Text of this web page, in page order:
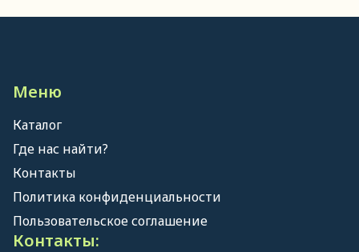
Меню
Каталог
Где нас найти?
Контакты
Политика конфиденциальности
Пользовательское соглашение
Контакты: